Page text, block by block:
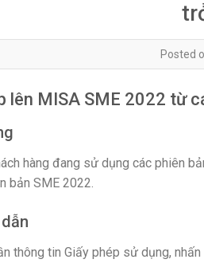
Posted
lên MISA SME 2022 từ
hàng đang sử dụng các phiên
bản SME 2022.
thông tin Giấy phép sử dụng, nhấn